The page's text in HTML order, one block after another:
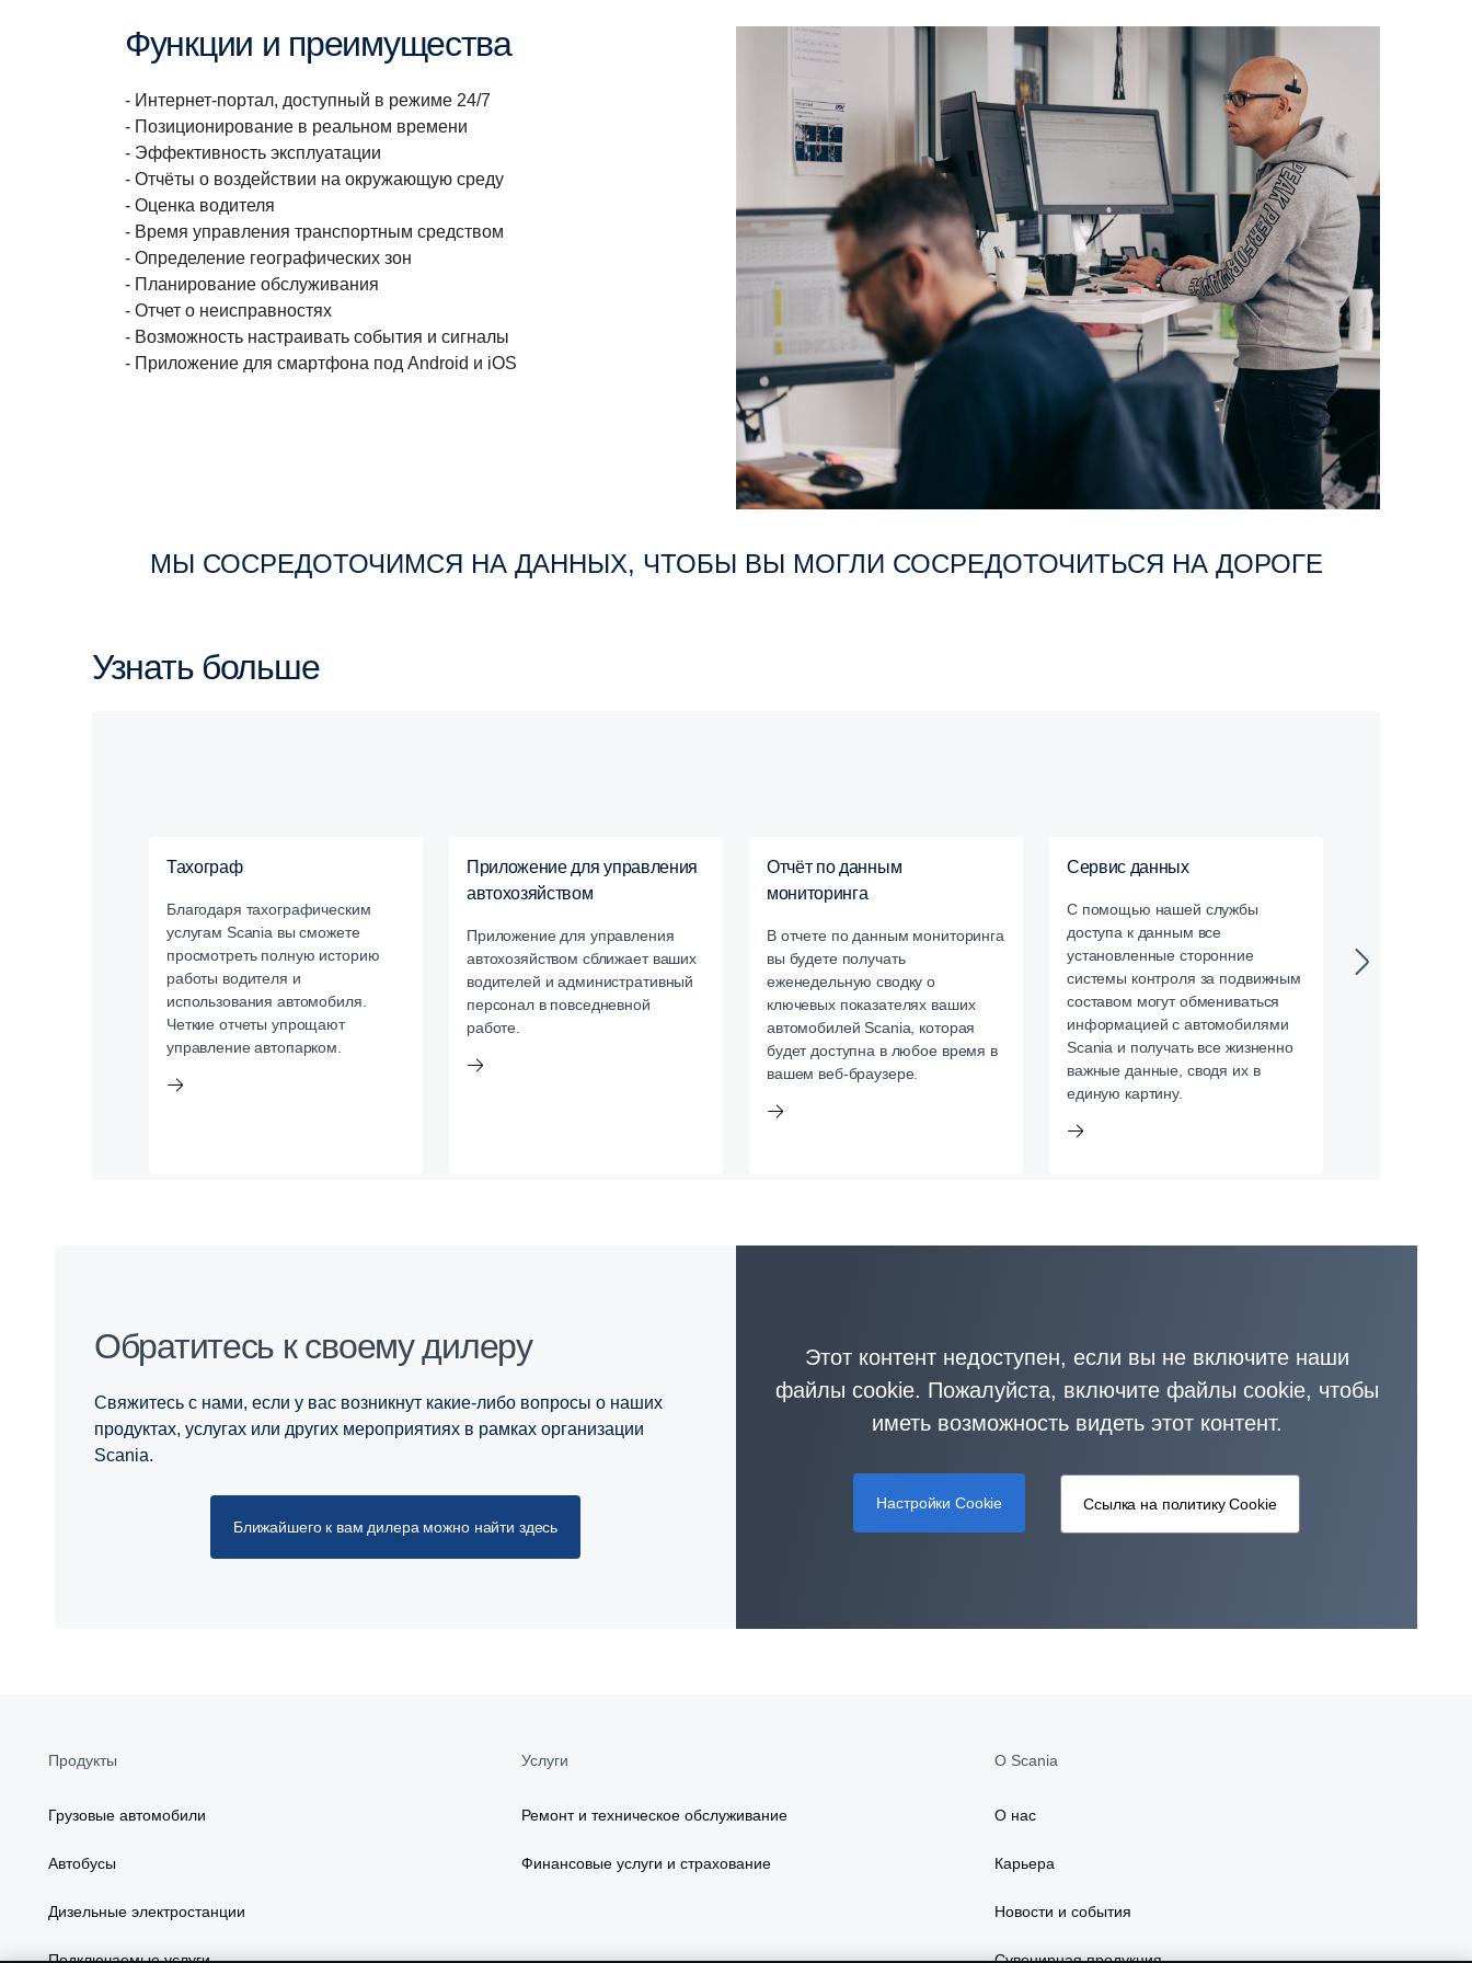
Функции и преимущества
- Интернет-портал, доступный в режиме 24/7
- Позиционирование в реальном времени
- Эффективность эксплуатации
- Отчёты о воздействии на окружающую среду
- Оценка водителя
- Время управления транспортным средством
- Определение географических зон
- Планирование обслуживания
- Отчет о неисправностях
- Возможность настраивать события и сигналы
- Приложение для смартфона под Android и iOS
МЫ СОСРЕДОТОЧИМСЯ НА ДАННЫХ, ЧТОБЫ ВЫ МОГЛИ СОСРЕДОТОЧИТЬСЯ НА ДОРОГЕ
Узнать больше
Тахограф
Благодаря тахографическим
услугам Scania вы сможете
просмотреть полную историю
работы водителя и
использования автомобиля.
Четкие отчеты упрощают
управление автопарком.
Приложение для управления
автохозяйством
Приложение для управления
автохозяйством сближает ваших
водителей и административный
персонал в повседневной
работе.
Отчёт по данным
мониторинга
В отчете по данным мониторинга
вы будете получать
еженедельную сводку о
ключевых показателях ваших
автомобилей Scania, которая
будет доступна в любое время в
вашем веб-браузере.
Сервис данных
С помощью нашей службы
доступа к данным все
установленные сторонние
системы контроля за подвижным
составом могут обмениваться
информацией с автомобилями
Scania и получать все жизненно
важные данные, сводя их в
единую картину.
применяют
Обратитесь к своему дилеру
Свяжитесь с нами, если у вас возникнут какие-либо вопросы о наших
продуктах, услугах или других мероприятиях в рамках организации
Scania.
Ближайшего к вам дилера можно найти здесь
Этот контент недоступен, если вы не включите наши
файлы cookie. Пожалуйста, включите файлы cookie, чтобы
иметь возможность видеть этот контент.
Настройки Cookie Ссылка на политику Cookie
Продукты
Грузовые автомобили
Автобусы
Дизельные электростанции
Услуги
Ремонт и техническое обслуживание
Финансовые услуги и страхование
О Scania
О нас
Карьера
Новости и события